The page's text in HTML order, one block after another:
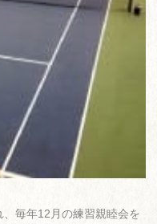
毎年12月の練習親睦会を